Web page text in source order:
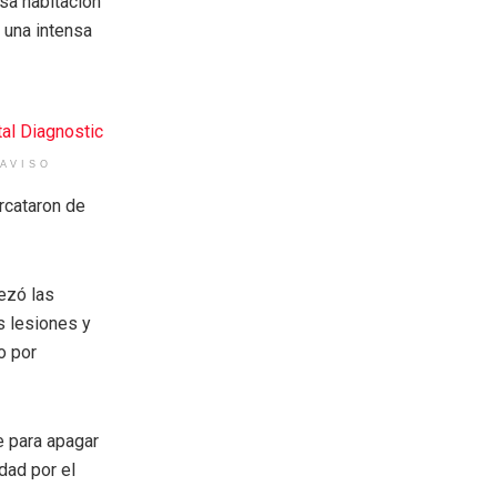
intensa
AVISO
de
las
lesiones y
por
para apagar
por el